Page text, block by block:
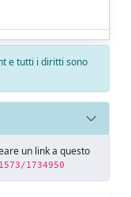
e tutti i diritti sono
un link a questo
1734950